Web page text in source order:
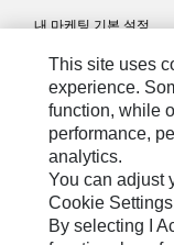
내 마케팅 기본 설정
사이트 맵
Cookie Settings
법적 고지
개인정보취급방침
위치정보 이용약관
This site uses
experience.
function, while
performance,
analytics.
You can adjust
Cookie
By selecting I